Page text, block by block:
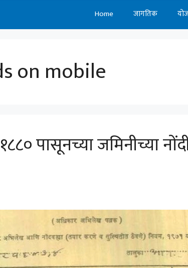
Home जागतिक
on mobile
पासूनच्या जमिनीच्या